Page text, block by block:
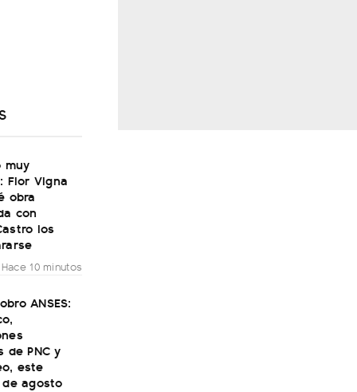
muy
Flor Vigna
obra
con
los
Hace 10 minutos
ANSES:
de PNC y
este
agosto